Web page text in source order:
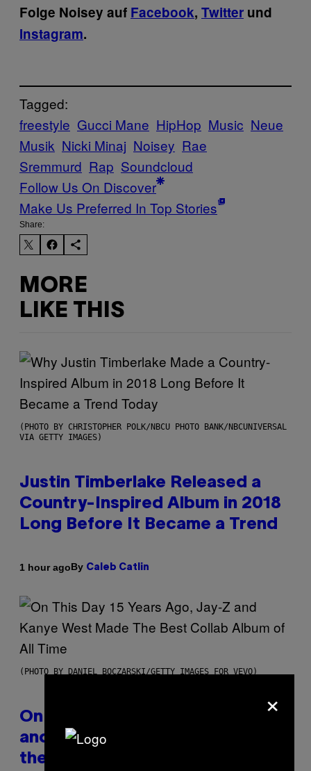
Folge Noisey auf Facebook, Twitter und
Instagram.
Tagged:
freestyle Gucci Mane HipHop Music Neue
Musik Nicki Minaj Noisey Rae
Sremmurd Rap Soundcloud
Follow Us On Discover
Make Us Preferred In Top Stories
Share:
MORE
LIKE THIS
(PHOTO BY CHRISTOPHER POLK/NBCU PHOTO BANK/NBCUNIVERSAL
VIA GETTY IMAGES)
Justin Timberlake Released a
Country-Inspired Album in 2018
Long Before It Became a Trend
1 hour agoBy Caleb Catlin
(PHOTO BY DANIEL BOCZARSKI/GETTY IMAGES FOR VEVO)
On This Day 15 Years Ago, Jay-Z
and Kanye West Dropped One of
the Best Collaborative Albums
×